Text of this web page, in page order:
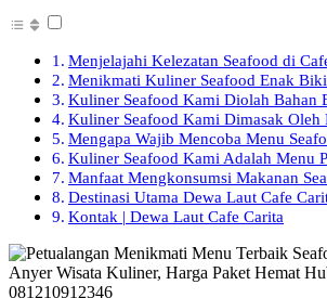
Menjelajahi Kelezatan Seafood di
Menikmati Kuliner Seafood Enak
Kuliner Seafood Kami Diolah Bahan
Kuliner Seafood Kami Dimasak Oleh
Mengapa Wajib Mencoba Menu
Kuliner Seafood Kami Adalah Menu
Manfaat Mengkonsumsi Makanan
Destinasi Utama Dewa Laut Cafe
Kontak | Dewa Laut Cafe Carita